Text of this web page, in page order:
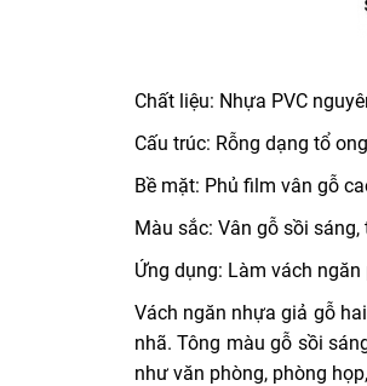
Chất liệu: Nhựa PVC
Cấu trúc: Rỗng dạng tổ
Bề mặt: Phủ film vân gỗ
Màu sắc: Vân gỗ sồi
Ứng dụng: Làm vách
Vách ngăn nhựa giả gỗ
nhã. Tông màu gỗ sồi
như văn phòng, phòng